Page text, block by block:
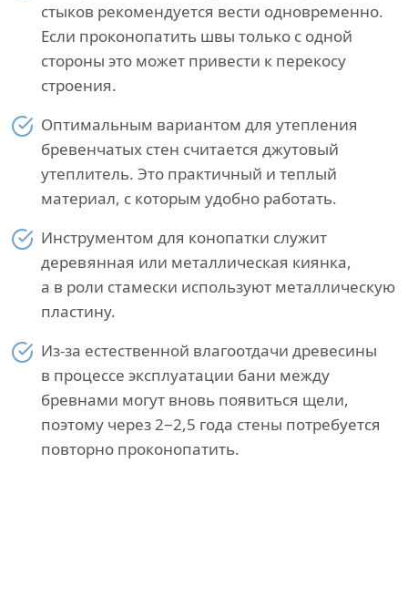
стыков рекомендуется вести одновременно.
Если проконопатить швы только с одной
стороны это может привести к перекосу
строения.
Оптимальным вариантом для утепления
бревенчатых стен считается джутовый
утеплитель. Это практичный и теплый
материал, с которым удобно работать.
Инструментом для конопатки служит
деревянная или металлическая киянка,
а в роли стамески используют металлическую
пластину.
Из-за естественной влагоотдачи древесины
в процессе эксплуатации бани между
бревнами могут вновь появиться щели,
поэтому через 2−2,5 года стены потребуется
повторно проконопатить.